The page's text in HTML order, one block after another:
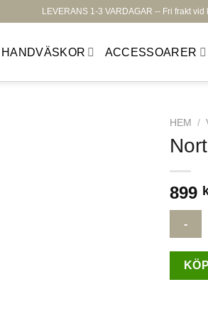
LEVERANS 1-3 VARDAGAR -- Fri frakt vid
HANDVÄSKOR ACCESSOARER
HEM /
899
North
KÖP